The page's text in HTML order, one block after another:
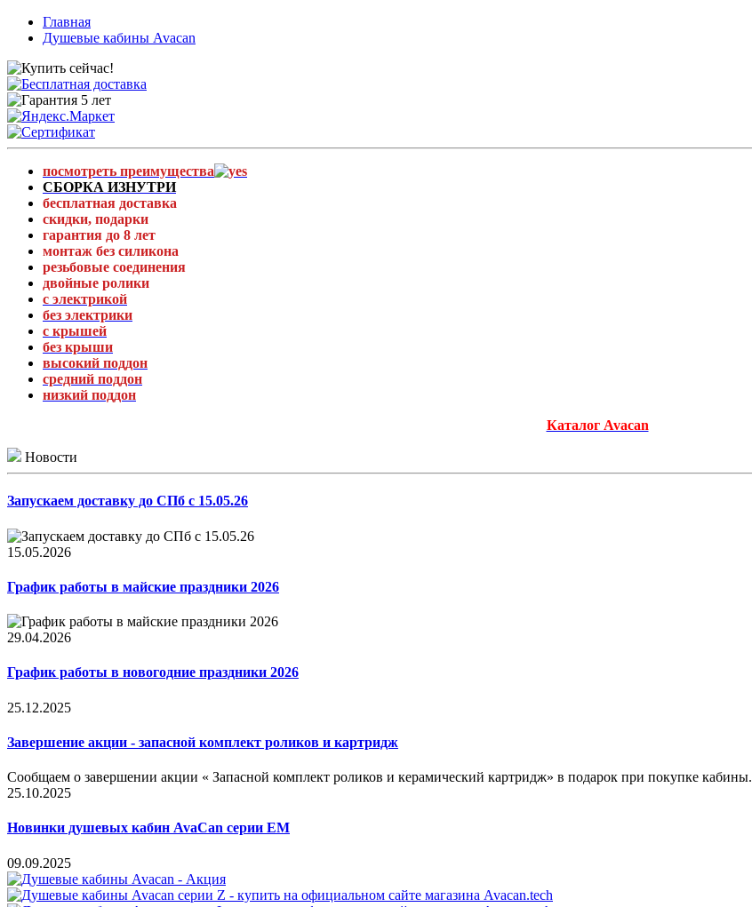
Главная
Душевые кабины Avacan
посмотреть преимущества
СБОРКА ИЗНУТРИ
бесплатная доставка
скидки, подарки
гарантия до 8 лет
монтаж без силикона
резьбовые соединения
двойные ролики
с электрикой
без электрики
с крышей
без крыши
высокий поддон
средний поддон
низкий поддон
Каталог Avacan
Новости
Запускаем доставку до СПб с 15.05.26
15.05.2026
График работы в майские праздники 2026
29.04.2026
График работы в новогодние праздники 2026
25.12.2025
Завершение акции - запасной комплект роликов и картридж
Сообщаем о завершении акции « Запасной комплект роликов и керамический картридж» в подарок при покупке кабины.
25.10.2025
Новинки душевых кабин AvaCan серии EM
09.09.2025